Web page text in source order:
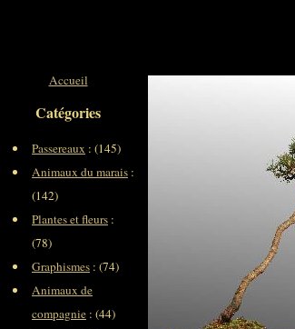
Accueil
Catégories
Passereaux : (145)
Animaux du marais :
(142)
Plantes et fleurs :
(78)
Graphismes : (74)
Animaux de
compagnie : (44)